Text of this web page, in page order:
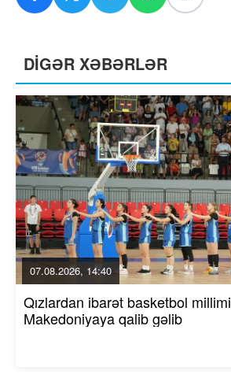
DİGƏR XƏBƏRLƏR
07.08.2026, 14:40
Qızlardan ibarət basketbol
Makedoniyaya qalib gəlib